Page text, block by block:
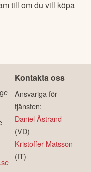
till om du vill köpa
Kontakta oss
Ansvariga för
tjänsten:
Daniel Åstrand
(VD)
Kristoffer Matsson
(IT)